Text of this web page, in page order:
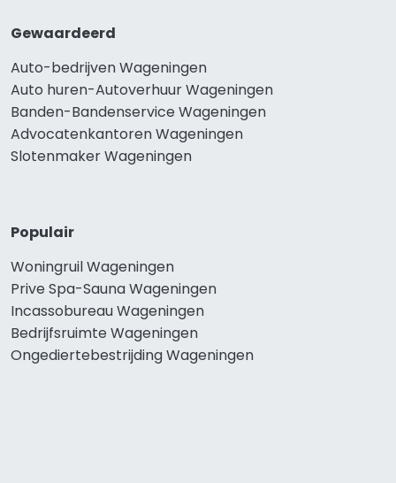
Gewaardeerd
Auto-bedrijven Wageningen
Auto huren-Autoverhuur Wageningen
Banden-Bandenservice Wageningen
Advocatenkantoren Wageningen
Slotenmaker Wageningen
Populair
Woningruil Wageningen
Prive Spa-Sauna Wageningen
Incassobureau Wageningen
Bedrijfsruimte Wageningen
Ongediertebestrijding Wageningen